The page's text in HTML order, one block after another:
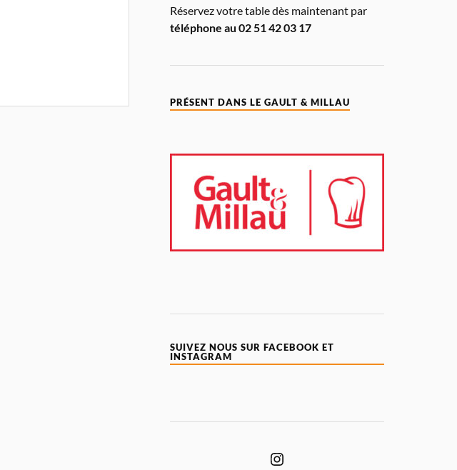
Réservez votre table dès maintenant par
téléphone au 02 51 42 03 17
PRÉSENT DANS LE GAULT & MILLAU
SUIVEZ NOUS SUR FACEBOOK ET
INSTAGRAM